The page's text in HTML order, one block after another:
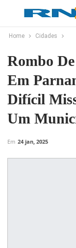
Home Cidades
Rombo
Em
Difícil
Um
Em 24 jan, 2025